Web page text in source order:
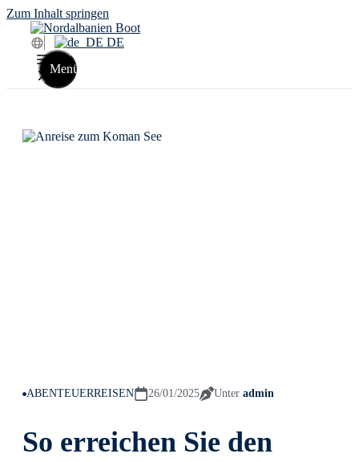
Zum Inhalt springen
DE
Menü
ABENTEUERREISEN 26/01/2025 Unter admin
So erreichen Sie den